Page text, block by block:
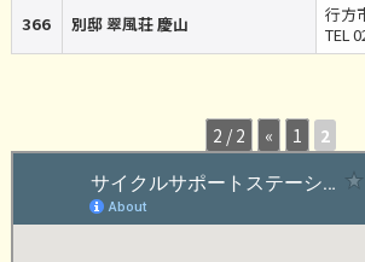
366 別邸 翠風荘 慶山
行方
TEL
2 / 2 « 1 2